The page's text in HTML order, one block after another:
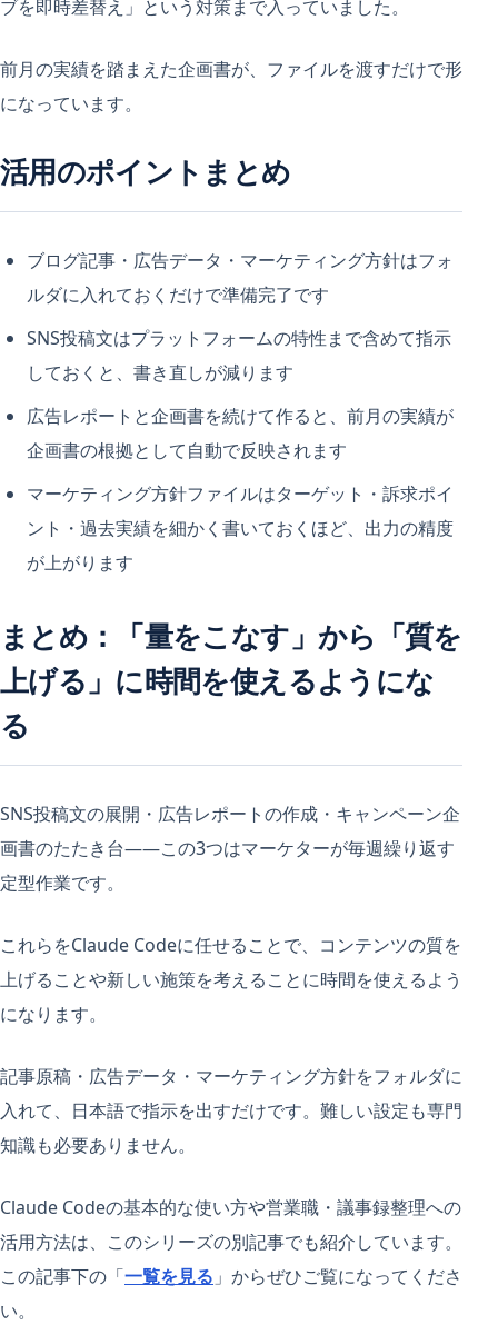
ブを即時差替え」という対策まで入っていました。
前月の実績を踏まえた企画書が、ファイルを渡すだけで形
になっています。
活用のポイントまとめ
ブログ記事・広告データ・マーケティング方針はフォ
ルダに入れておくだけで準備完了です
SNS投稿文はプラットフォームの特性まで含めて指示
しておくと、書き直しが減ります
広告レポートと企画書を続けて作ると、前月の実績が
企画書の根拠として自動で反映されます
マーケティング方針ファイルはターゲット・訴求ポイ
ント・過去実績を細かく書いておくほど、出力の精度
が上がります
まとめ：「量をこなす」から「質を
上げる」に時間を使えるようにな
る
SNS投稿文の展開・広告レポートの作成・キャンペーン企
画書のたたき台——この3つはマーケターが毎週繰り返す
定型作業です。
これらをClaude Codeに任せることで、コンテンツの質を
上げることや新しい施策を考えることに時間を使えるよう
になります。
記事原稿・広告データ・マーケティング方針をフォルダに
入れて、日本語で指示を出すだけです。難しい設定も専門
知識も必要ありません。
Claude Codeの基本的な使い方や営業職・議事録整理への
活用方法は、このシリーズの別記事でも紹介しています。
この記事下の「一覧を見る 」からぜひご覧になってくださ
い。